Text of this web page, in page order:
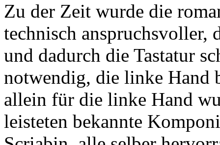
Zu der Zeit wurde die
technisch anspruchsvoller,
und dadurch die Tastatur
notwendig, die linke Hand
allein für die linke Hand
leisteten bekannte